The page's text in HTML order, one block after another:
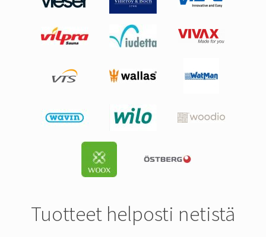
Tuotteet helposti netistä